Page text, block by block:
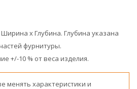
x Глубина. Глубина указана
фурнитуры.
+/-10 % от веса изделия.
менять характеристики и